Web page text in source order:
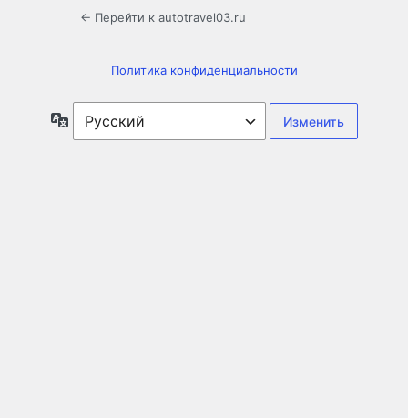
← Перейти к autotravel03.ru
Политика конфиденциальности
Язык